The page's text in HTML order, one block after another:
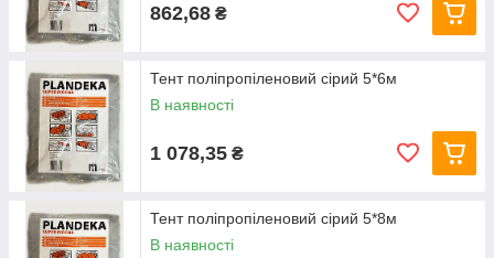
862,68 ₴
Тент поліпропіленовий сірий 5*6м
В наявності
1 078,35 ₴
Тент поліпропіленовий сірий 5*8м
В наявності